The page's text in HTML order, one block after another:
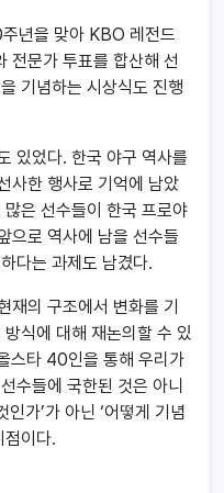
년을 맞아 KBO 레전드
전문가 투표를 합산해 선
기념하는 시상식도 진행
있었다. 한국 야구 역사를
사한 행사로 기억에 남았
은 선수들이 한국 프로야
으로 역사에 남을 선수들
다는 과제도 남겼다.
재의 구조에서 변화를 기
식에 대해 재논의할 수 있
스타 40인을 통해 우리가
수들에 국한된 것은 아니
가’가 아닌 ‘어떻게 기념
점이다.